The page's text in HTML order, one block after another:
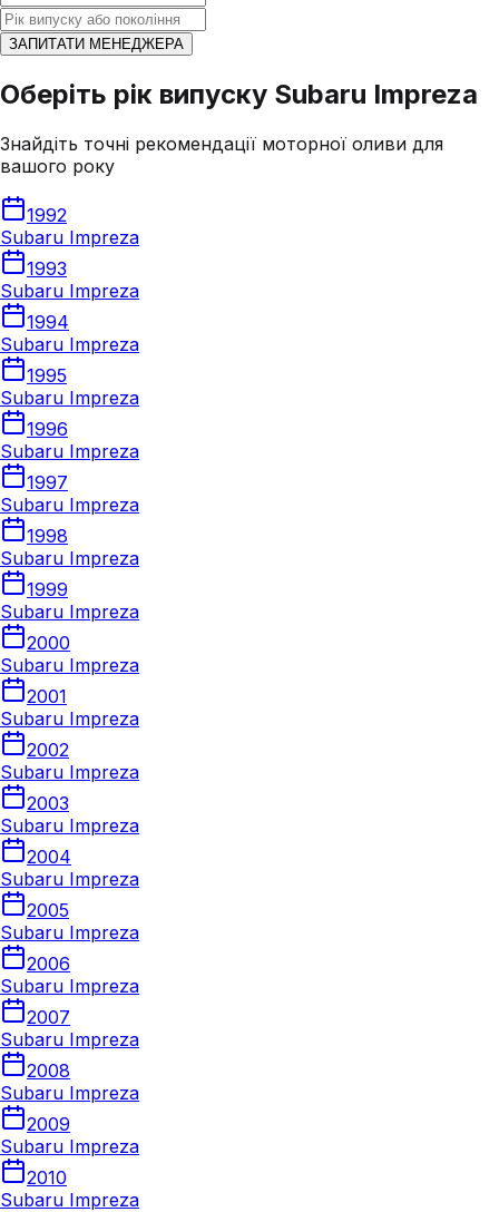
ЗАПИТАТИ МЕНЕДЖЕРА
Оберіть рік випуску Subaru Impreza
Знайдіть точні рекомендації моторної оливи для
вашого року
1992
Subaru Impreza
1993
Subaru Impreza
1994
Subaru Impreza
1995
Subaru Impreza
1996
Subaru Impreza
1997
Subaru Impreza
1998
Subaru Impreza
1999
Subaru Impreza
2000
Subaru Impreza
2001
Subaru Impreza
2002
Subaru Impreza
2003
Subaru Impreza
2004
Subaru Impreza
2005
Subaru Impreza
2006
Subaru Impreza
2007
Subaru Impreza
2008
Subaru Impreza
2009
Subaru Impreza
2010
Subaru Impreza